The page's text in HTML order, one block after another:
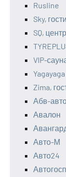
Rusline
Sky,
SQ,
VIP-
Zima,
Абв-
Авалон
Авто-М
Авто24